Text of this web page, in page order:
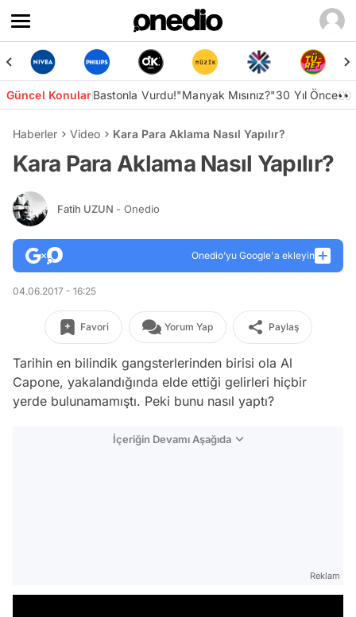
Güncel KonularBastonla Vurdu!"Manyak Mısınız?"30 Yıl Önce👀
Haberler Video Kara Para Aklama Nasıl Yapılır?
Kara Para Aklama Nasıl Yapılır?
Fatih UZUN - Onedio
Onedio’yu Google'a ekleyin
04.06.2017 - 16:25
Favori Yorum Yap Paylaş
Tarihin en bilindik gangsterlerinden birisi ola Al
Capone, yakalandığında elde ettiği gelirleri hiçbir
yerde bulunamamıştı. Peki bunu nasıl yaptı?
İçeriğin Devamı Aşağıda
Reklam